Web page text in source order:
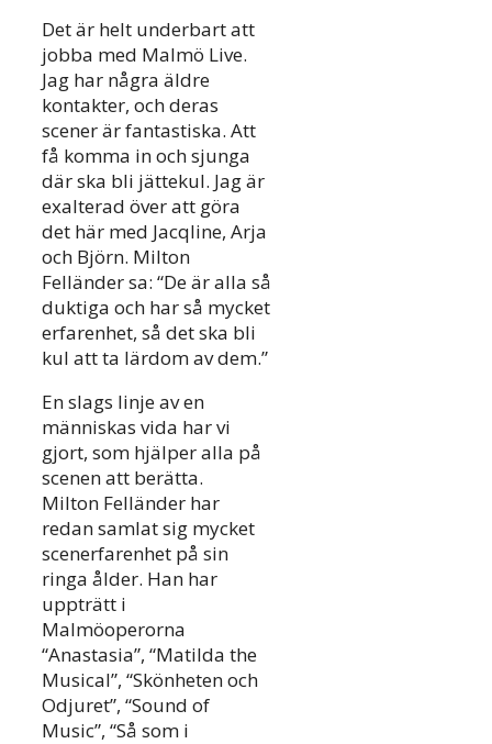
Det är helt underbart att
jobba med Malmö Live.
Jag har några äldre
kontakter, och deras
scener är fantastiska. Att
få komma in och sjunga
där ska bli jättekul. Jag är
exalterad över att göra
det här med Jacqline, Arja
och Björn. Milton
Felländer sa: “De är alla så
duktiga och har så mycket
erfarenhet, så det ska bli
kul att ta lärdom av dem.”
En slags linje av en
människas vida har vi
gjort, som hjälper alla på
scenen att berätta.
Milton Felländer har
redan samlat sig mycket
scenerfarenhet på sin
ringa ålder. Han har
uppträtt i
Malmöoperorna
“Anastasia”, “Matilda the
Musical”, “Skönheten och
Odjuret”, “Sound of
Music”, “Så som i